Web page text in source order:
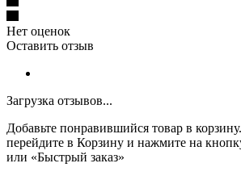
Нет оценок
Оставить отзыв
Загрузка отзывов...
Добавьте понравившийся товар в
перейдите в Корзину и нажмите на
или «Быстрый заказ»